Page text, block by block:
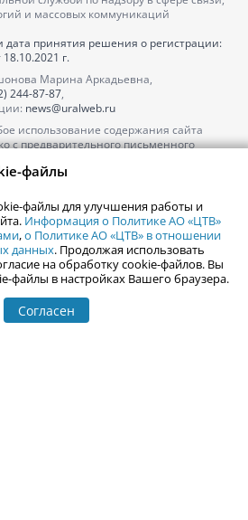
и массовых коммуникаций
принятия решения о регистрации:
18.10.2021 г.
Марина Аркадьевна,
244-87-87,
news@uralweb.ru
использование содержания сайта
с предварительного письменного
обращайтесь по тел.
в разделе «Афиша»
на использование сайта
обработки персональных данных
файлы
файлы для улучшения работы и
Информация о Политике АО «ЦТВ»
,о Политике АО «ЦТВ» в отношении
данных. Продолжая использовать
на обработку cookie-файлов. Вы
файлы в настройках Вашего браузера.
Согласен